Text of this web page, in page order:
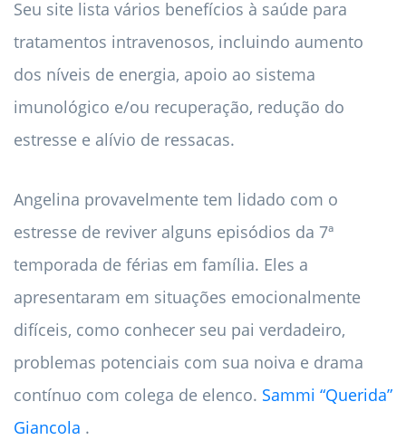
Seu site lista vários benefícios à saúde para
tratamentos intravenosos, incluindo aumento
dos níveis de energia, apoio ao sistema
imunológico e/ou recuperação, redução do
estresse e alívio de ressacas.
Angelina provavelmente tem lidado com o
estresse de reviver alguns episódios da 7ª
temporada de férias em família. Eles a
apresentaram em situações emocionalmente
difíceis, como conhecer seu pai verdadeiro,
problemas potenciais com sua noiva e drama
contínuo com colega de elenco. Sammi “Querida”
Giancola .